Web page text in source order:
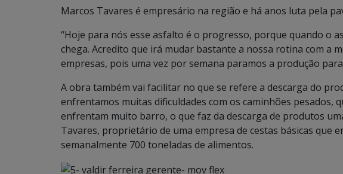
Marcos Tavares é empresário na região e há anos luta pela
“Hoje para nós esse asfalto é o progresso, porque quando o
chega. Acredito que irá mudar bastante a nossa rotina com a
empresas, pois uma vez por semana paramos a produção
A obra também vai facilitar no que se refere a descarga do
enfrentamos muitas dificuldades com os caminhões pesados,
enfrentam muito barro, o que faz da descarga de produtos
Tavares, proprietário de uma empresa de cestas básicas que
semanalmente 700 toneladas de alimentos.